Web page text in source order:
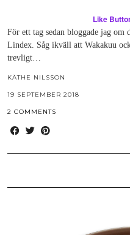
Like
För ett tag sedan bloggade jag om
Lindex. Såg ikväll att Wakakuu
trevligt…
KÄTHE NILSSON
19 SEPTEMBER 2018
2 COMMENTS